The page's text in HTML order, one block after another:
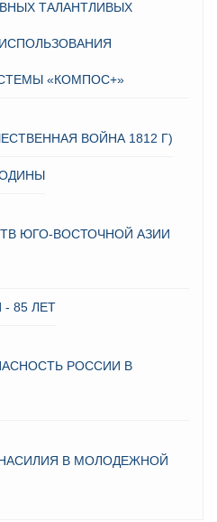
ТАЛАНТЛИВЫХ
«КОМПОС+»
ВОЙНА 1812 Г)
ЮГО-ВОСТОЧНОЙ АЗИИ
85 ЛЕТ
РОССИИ В
В МОЛОДЕЖНОЙ